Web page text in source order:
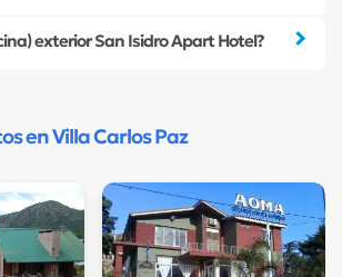
exterior San Isidro Apart Hotel?
en Villa Carlos Paz